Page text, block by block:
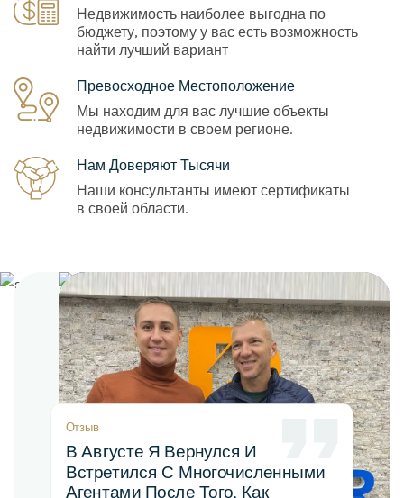
Недвижимость наиболее выгодна по
бюджету, поэтому у вас есть возможность
найти лучший вариант
Превосходное Местоположение
Мы находим для вас лучшие объекты
недвижимости в своем регионе.
Нам Доверяют Тысячи
Наши консультанты имеют сертификаты
в своей области.
Отзыв
В Августе Я Вернулся И
Встретился С Многочисленными
Агентами После Того, Как